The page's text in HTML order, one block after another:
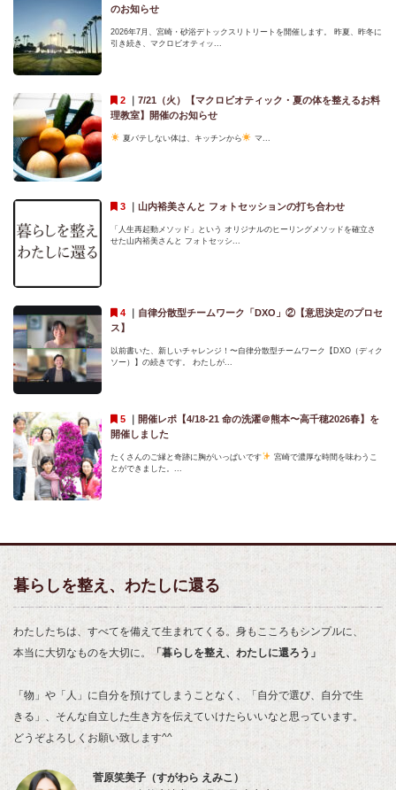
のお知らせ
2026年7月、宮崎・砂浴デトックスリトリートを開催します。 昨夏、昨冬に
引き続き、マクロビオティッ...
｜ 7/21（火）【マクロビオティック・夏の体を整えるお料
理教室】開催のお知らせ
夏バテしない体は、キッチンから マ...
｜ 山内裕美さんと フォトセッションの打ち合わせ
「人生再起動メソッド」という オリジナルのヒーリングメソッドを確立さ
せた山内裕美さんと フォトセッシ...
｜ 自律分散型チームワーク「DXO」②【意思決定のプロセ
ス】
以前書いた、新しいチャレンジ！〜自律分散型チームワーク【DXO（ディク
ソー）】の続きです。 わたしが...
｜ 開催レポ【4/18-21 命の洗濯＠熊本〜高千穂2026春】を
開催しました
たくさんのご縁と奇跡に胸がいっぱいです
宮崎で濃厚な時間を味わうこ
とができました。...
暮らしを整え、わたしに還る
わたしたちは、すべてを備えて生まれてくる。身もこころもシンプルに、
本当に大切なものを大切に。
「暮らしを整え、わたしに還ろう」
「物」や「人」に自分を預けてしまうことなく、「自分で選び、自分で生
きる」、そんな自立した生き方を伝えていけたらいいなと思っています。
どうぞよろしくお願い致します^^
菅原笑美子（すがわら えみこ）